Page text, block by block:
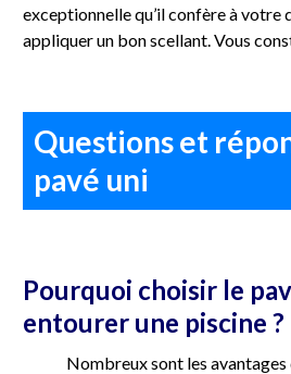
exceptionnelle qu’il confère à votre
appliquer un bon scellant. Vous
Questions et
pavé uni
Pourquoi choisir le
entourer une piscine ?
Nombreux sont les avantages